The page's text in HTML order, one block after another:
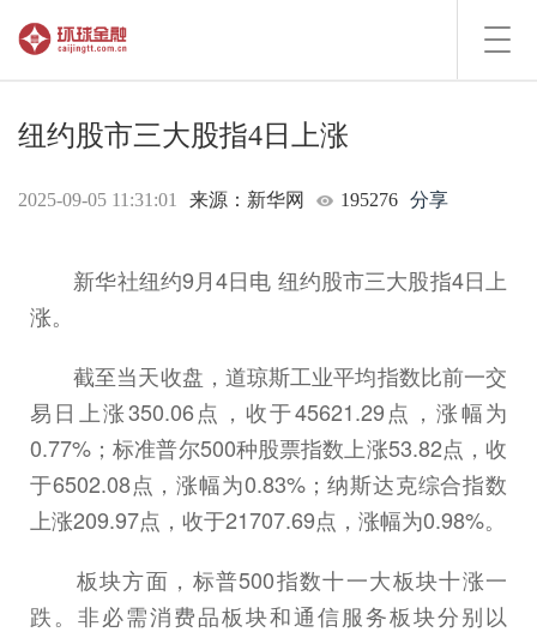
纽约股市三大股指4日上涨
2025-09-05 11:31:01 来源：新华网 195276 分享
新华社纽约9月4日电 纽约股市三大股指4日上
涨。
截至当天收盘，道琼斯工业平均指数比前一交
易日上涨350.06点，收于45621.29点，涨幅为
0.77%；标准普尔500种股票指数上涨53.82点，收
于6502.08点，涨幅为0.83%；纳斯达克综合指数
上涨209.97点，收于21707.69点，涨幅为0.98%。
板块方面，标普500指数十一大板块十涨一
跌。非必需消费品板块和通信服务板块分别以